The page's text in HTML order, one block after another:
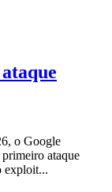
o Google
ataque
exploit...